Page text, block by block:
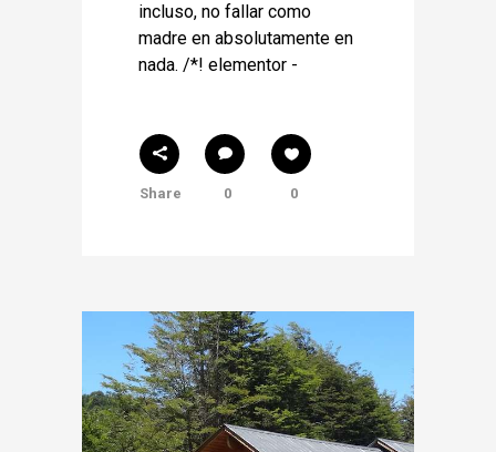
incluso, no fallar como
madre en absolutamente en
nada. /*! elementor -
Share 0 0